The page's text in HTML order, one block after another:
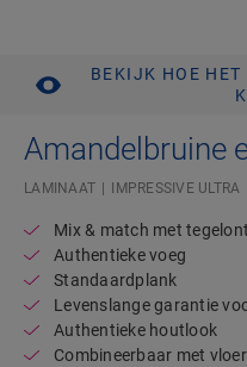
BEKIJK HOE
Amandelbruine
LAMINAAT IMPRESSIVE ULTRA
Mix & match met
Authentieke voeg
Standaardplank
Levenslange garantie
Authentieke houtlook
Combineerbaar met